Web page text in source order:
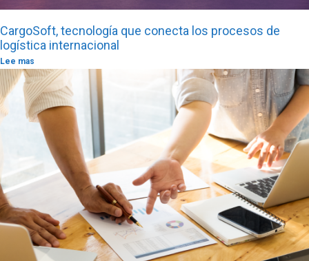
CargoSoft, tecnología que conecta los procesos de
logística internacional
Lee mas